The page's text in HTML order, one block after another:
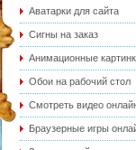
Аватарки для сайта
Сигны на заказ
Анимационные
Обои на рабочий стол
Смотреть видео
Браузерные игры